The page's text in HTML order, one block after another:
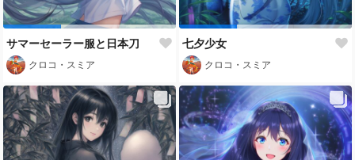
サマーセーラー服と日本刀
クロコ・スミア
七夕少女
クロコ・スミア